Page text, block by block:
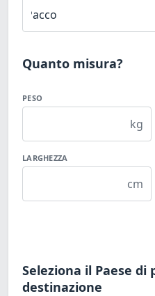
Quanto misura?
PESO
kg
LARGHEZZA
cm
Seleziona il Paese di
destinazione